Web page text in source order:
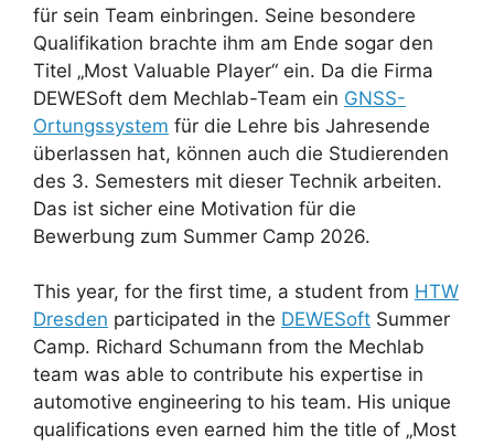
für sein Team einbringen. Seine besondere
Qualifikation brachte ihm am Ende sogar den
Titel „Most Valuable Player“ ein. Da die Firma
DEWESoft dem Mechlab-Team ein GNSS-
Ortungssystem für die Lehre bis Jahresende
überlassen hat, können auch die Studierenden
des 3. Semesters mit dieser Technik arbeiten.
Das ist sicher eine Motivation für die
Bewerbung zum Summer Camp 2026.
This year, for the first time, a student from HTW
Dresden participated in the DEWESoft Summer
Camp. Richard Schumann from the Mechlab
team was able to contribute his expertise in
automotive engineering to his team. His unique
qualifications even earned him the title of „Most